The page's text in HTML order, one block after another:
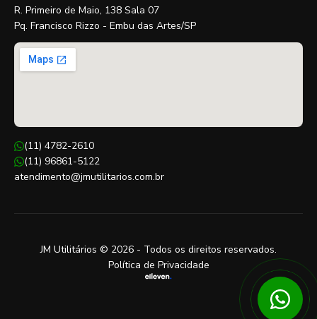
R. Primeiro de Maio, 138 Sala 07
Pq. Francisco Rizzo - Embu das Artes/SP
(11) 4782-2610
(11) 96861-5122
atendimento@jmutilitarios.com.br
JM Utilitários © 2026 - Todos os direitos reservados.
Política de Privacidade